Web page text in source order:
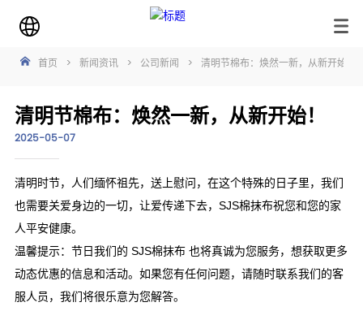
首页 > 新闻资讯 > 公司新闻 > 清明节棉布：焕然一新，从新开始！
清明节棉布：焕然一新，从新开始！
2025-05-07